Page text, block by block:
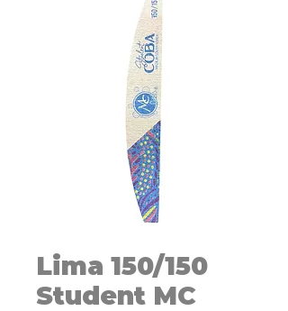
Lima 150/150
Student MC